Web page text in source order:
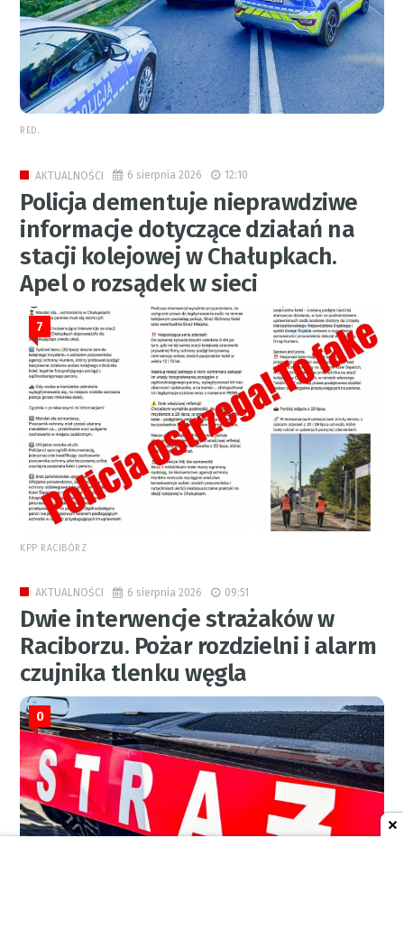
RED.
AKTUALNOŚCI 6 sierpnia 2026 12:10
Policja dementuje nieprawdziwe
informacje dotyczące działań na
stacji kolejowej w Chałupkach.
Apel o rozsądek w sieci
7
KPP RACIBÓRZ
AKTUALNOŚCI 6 sierpnia 2026 09:51
Dwie interwencje strażaków w
Raciborzu. Pożar rozdzielni i alarm
czujnika tlenku węgla
0